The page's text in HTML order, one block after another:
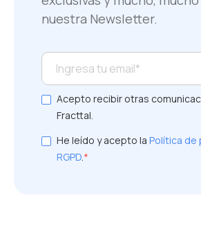
nuestra Newsletter.
Acepto recibir otras
Fracttal.
He leído y acepto la Política de
RGPD *